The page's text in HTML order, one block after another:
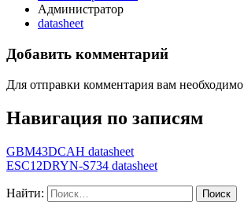
Администратор
datasheet
Добавить комментарий
Для отправки комментария вам необходимо
Навигация по записям
GBM43DCAH datasheet
ESC12DRYN-S734 datasheet
Найти: